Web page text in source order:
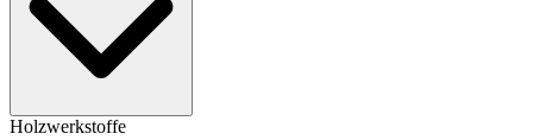
Holzwerkstoffe